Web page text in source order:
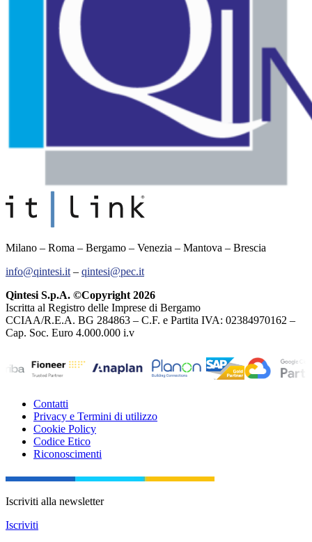
Milano – Roma – Bergamo – Venezia – Mantova – Brescia
info@qintesi.it – qintesi@pec.it
Qintesi S.p.A. ©Copyright 2026
Iscritta al Registro delle Imprese di Bergamo
CCIAA/R.E.A. BG 284863 – C.F. e Partita IVA: 02384970162 –
Cap. Soc. Euro 4.000.000 i.v
Contatti
Privacy e Termini di utilizzo
Cookie Policy
Codice Etico
Riconoscimenti
Iscriviti alla newsletter
Iscriviti